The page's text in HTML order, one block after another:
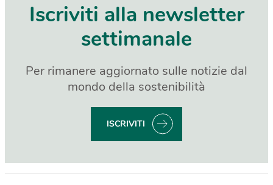
Iscriviti alla newsletter
settimanale
Per rimanere aggiornato sulle notizie dal
mondo della sostenibilità
ISCRIVITI